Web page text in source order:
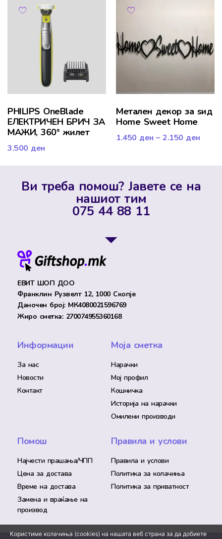
PHILIPS OneBlade
ЕЛЕКТРИЧЕН БРИЧ ЗА
МАЖИ, 360° жилет
3.500 ден
Mетален декор за ѕид
Home Sweet Home
1.450 ден – 2.150 ден
Ви треба помош? Јавете се на
нашиот тим
075 44 88 11
ЕВИТ ШОП ДОО
Франклин Рузвелт 12, 1000 Скопје
Даночен број: МК4080021596769
Жиро сметка: 270074955360168
Информации
За нас
Новости
Контакт
Моја сметка
Нарачки
Мој профил
Кошничка
Историја на нарачки
Омилени производи
Помош
Најчести прашања/ЧПП
Цена за достава
Време на достава
Замена и враќање на
производ
Правила и услови
Правила и услови
Политика за колачиња
Политика за приватност
Користиме колачиња (cookies) на нашата веб страна за да добиете